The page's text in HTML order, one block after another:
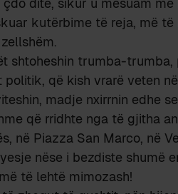
kutërbime të reja, më të
shtoheshin trumba-trumba,
që kish vrarë veten
madje nxirrnin edhe
që rridhte nga të gjitha
në Piazza San Marco, në
nëse i bezdiste shumë
të lehtë mimozash!